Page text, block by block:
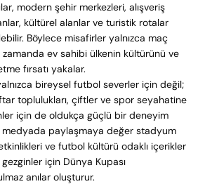
modern şehir merkezleri, alışveriş
kültürel alanlar ve turistik rotalar
Böylece misafirler yalnızca maç
zamanda ev sahibi ülkenin kültürünü ve
fırsatı yakalar.
bireysel futbol severler için değil;
toplulukları, çiftler ve spor seyahatine
için de oldukça güçlü bir deneyim
medyada paylaşmaya değer stadyum
ve futbol kültürü odaklı içerikler
için Dünya Kupası
anılar oluşturur.